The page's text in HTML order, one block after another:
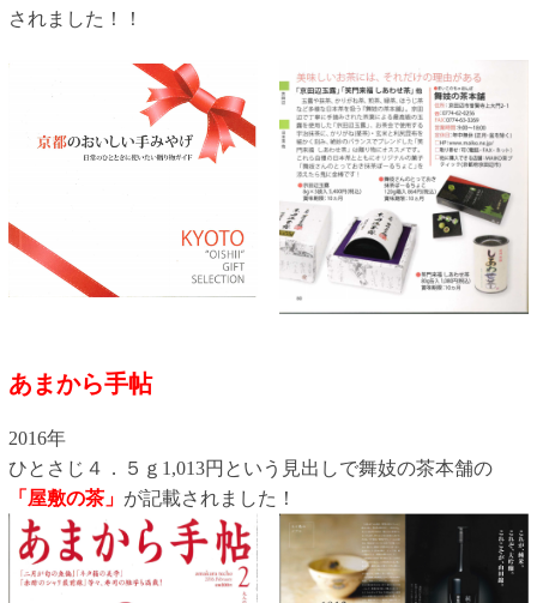
されました！！
あまから手帖
2016年
ひとさじ４．５ｇ1,013円という見出しで舞妓の茶本舗の
「屋敷の茶」 が記載されました！